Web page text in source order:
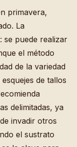
primavera,
La
se puede realizar
el método
de la variedad
de tallos
delimitadas, ya
invadir otros
el sustrato